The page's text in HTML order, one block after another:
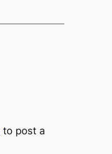
to post a